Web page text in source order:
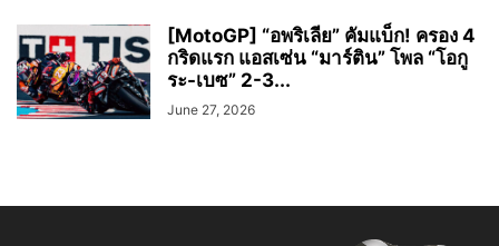
[MotoGP] “อพริเลีย” คัมแบ็ก! ครอง 4
กริดแรก แอสเซ่น “มาร์ติน” โพล “โอกู
ระ-เบซ” 2-3...
June 27, 2026